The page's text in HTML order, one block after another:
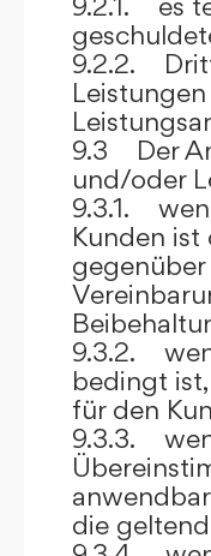
9.2.2.
9.3 Der
und/oder
9.3.1.
Kunden
9.3.2.
bedingt
für den
9.3.3.
die